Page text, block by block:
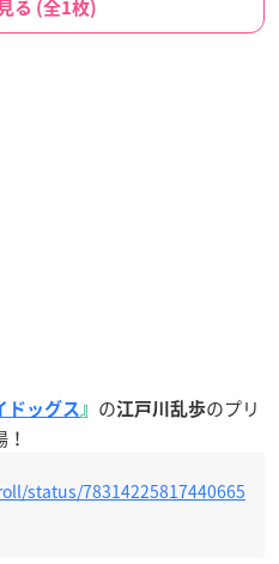
る (全1枚)
ドッグス 』 の江戸川乱歩のプリ
status/78314225817440665